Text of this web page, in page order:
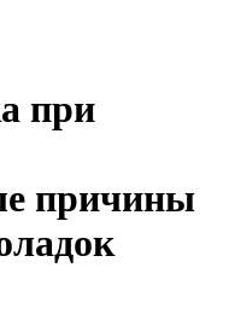
при
причины